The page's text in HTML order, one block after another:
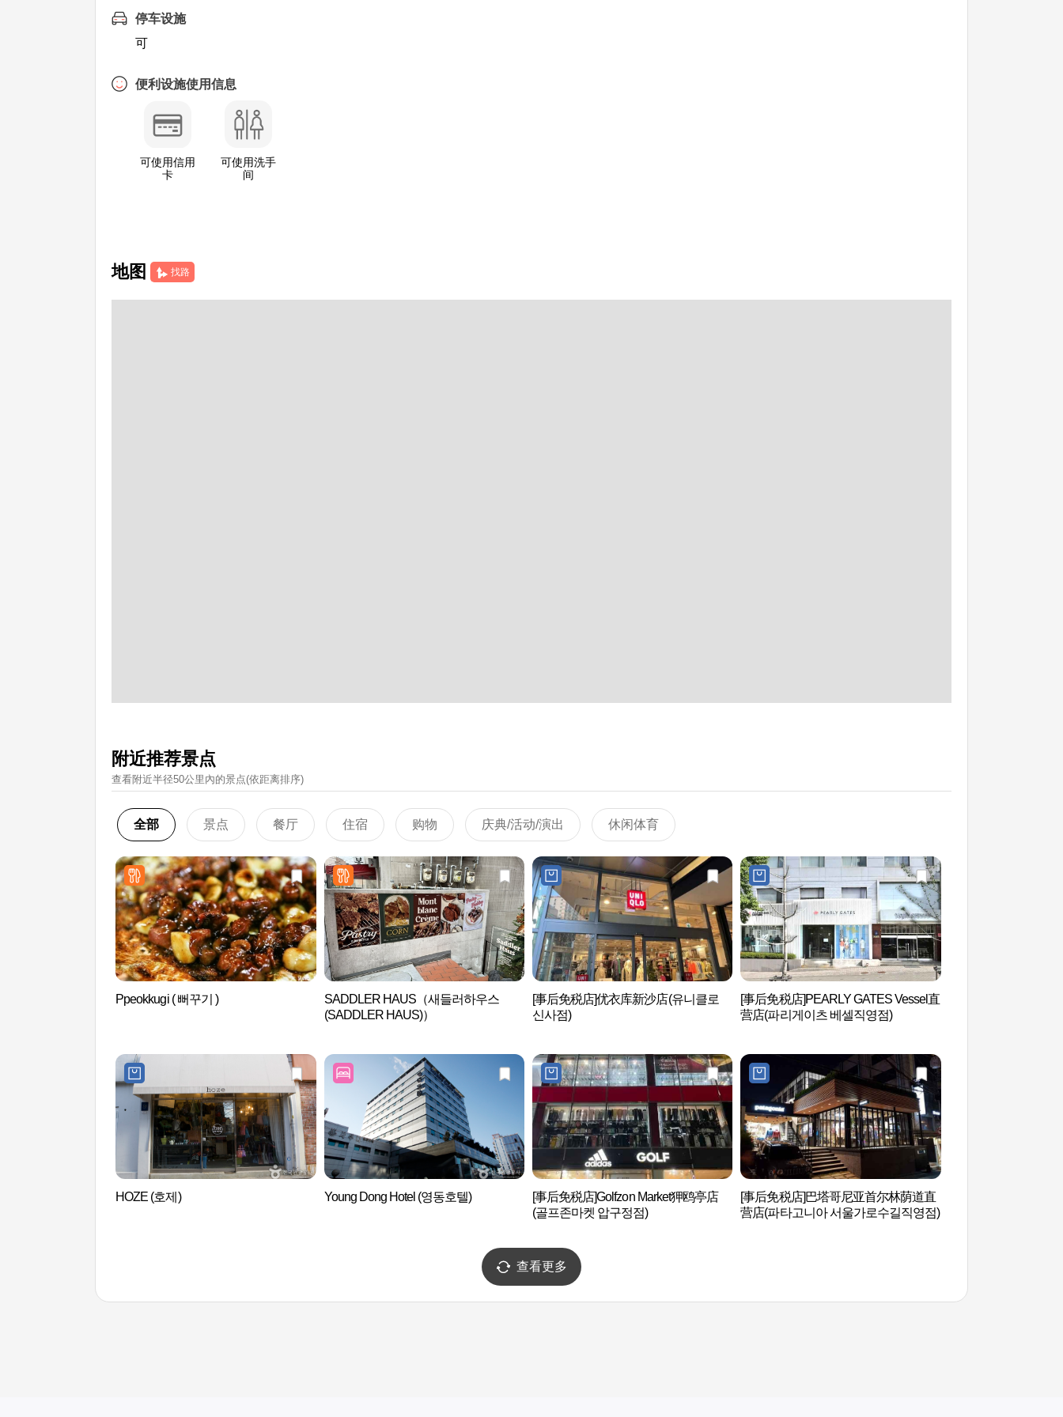
停车设施
可
便利设施使用信息
可使用信用
卡
可使用洗手
间
地图 找路
附近推荐景点
查看附近半径50公里內的景点(依距离排序)
全部 景点 餐厅 住宿 购物 庆典/活动/演出 休闲体育
Ppeokkugi ( 뻐꾸기 )
SADDLER HAUS（새들러하우스
(SADDLER HAUS)）
[事后免税店]优衣库新沙店(유니클로
신사점)
[事后免税店]PEARLY GATES Vessel直
营店(파리게이츠 베셀직영점)
HOZE (호제) Young Dong Hotel (영동호텔)
[事后免税店]Golfzon Market狎鸥亭店
(골프존마켓 압구정점)
[事后免税店]巴塔哥尼亚首尔林荫道直
营店(파타고니아 서울가로수길직영점)
查看更多